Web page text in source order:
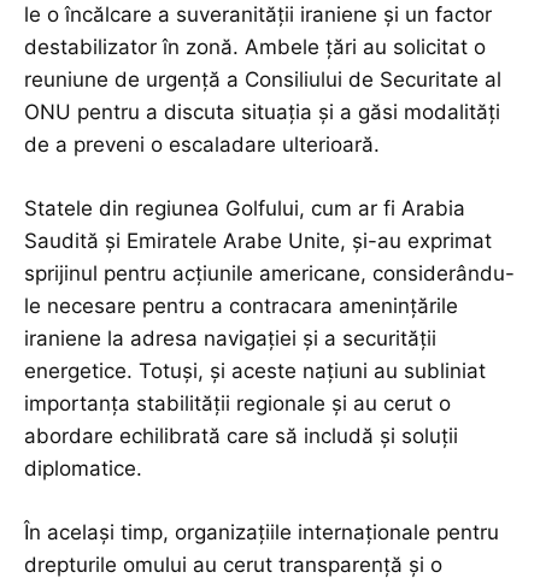
le o încălcare a suveranității iraniene și un factor
destabilizator în zonă. Ambele țări au solicitat o
reuniune de urgență a Consiliului de Securitate al
ONU pentru a discuta situația și a găsi modalități
de a preveni o escaladare ulterioară.
Statele din regiunea Golfului, cum ar fi Arabia
Saudită și Emiratele Arabe Unite, și-au exprimat
sprijinul pentru acțiunile americane, considerându-
le necesare pentru a contracara amenințările
iraniene la adresa navigației și a securității
energetice. Totuși, și aceste națiuni au subliniat
importanța stabilității regionale și au cerut o
abordare echilibrată care să includă și soluții
diplomatice.
În același timp, organizațiile internaționale pentru
drepturile omului au cerut transparență și o